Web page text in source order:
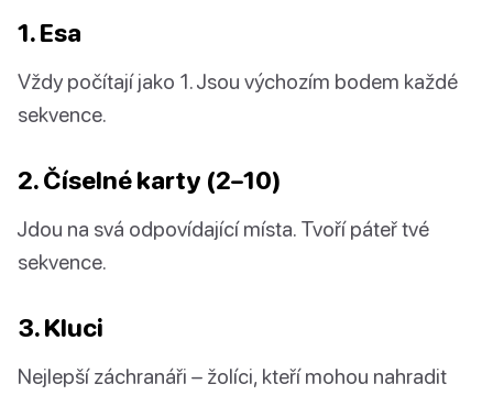
1. Esa
Vždy počítají jako 1. Jsou výchozím bodem každé
sekvence.
2. Číselné karty (2–10)
Jdou na svá odpovídající místa. Tvoří páteř tvé
sekvence.
3. Kluci
Nejlepší záchranáři – žolíci, kteří mohou nahradit